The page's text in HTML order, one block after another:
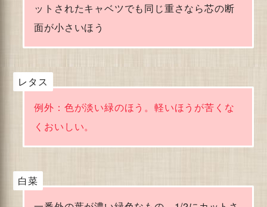
ットされたキャベツでも同じ重さなら芯の断
面が小さいほう
レタス
例外：色が淡い緑のほう。軽いほうが苦くな
くおいしい。
白菜